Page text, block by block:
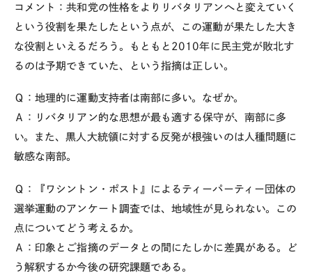
コメント：共和党の性格をよりリバタリアンへと変えていく
という役割を果たしたという点が、この運動が果たした大き
な役割といえるだろう。もともと2010年に民主党が敗北す
るのは予期できていた、という指摘は正しい。
Ｑ：地理的に運動支持者は南部に多い。なぜか。
Ａ：リバタリアン的な思想が最も適する保守が、南部に多
い。また、黒人大統領に対する反発が根強いのは人種問題に
敏感な南部。
Ｑ：『ワシントン・ポスト』によるティーパーティー団体の
選挙運動のアンケート調査では、地域性が見られない。この
点についてどう考えるか。
Ａ：印象とご指摘のデータとの間にたしかに差異がある。ど
う解釈するか今後の研究課題である。